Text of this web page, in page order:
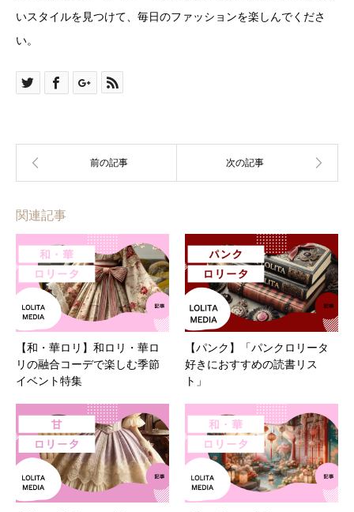
いスタイルを見つけて、毎日のファッションを楽しんでくださ
い。
関連記事
【和・華ロリ】和ロリ・華ロ
リの融合コーデで楽しむ季節
イベント特集
【パンク】「パンクロリータ
好きにおすすめの読書リス
ト」